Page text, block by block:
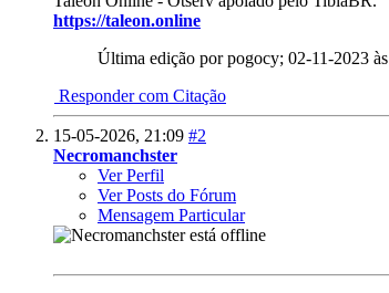
https://taleon.online
Última edição por pogocy; 02-11-2023 às
Responder com Citação
15-05-2026, 21:09 #2
Necromanchster
Ver Perfil
Ver Posts do Fórum
Mensagem Particular